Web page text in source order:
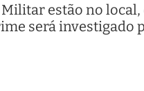
estão no
será investigado